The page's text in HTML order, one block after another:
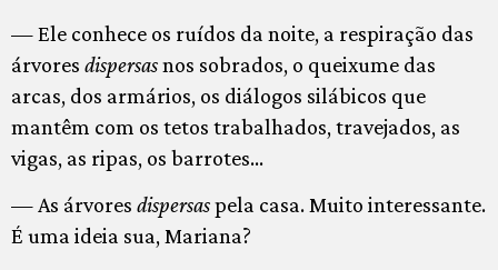
— Ele conhece os ruídos da noite, a respiração das
árvores dispersasnos sobrados, o queixume das
arcas, dos armários, os diálogos silábicos que
mantêm com os tetos trabalhados, travejados, as
vigas, as ripas, os barrotes…
— As árvores dispersaspela casa. Muito interessante.
É uma ideia sua, Mariana?